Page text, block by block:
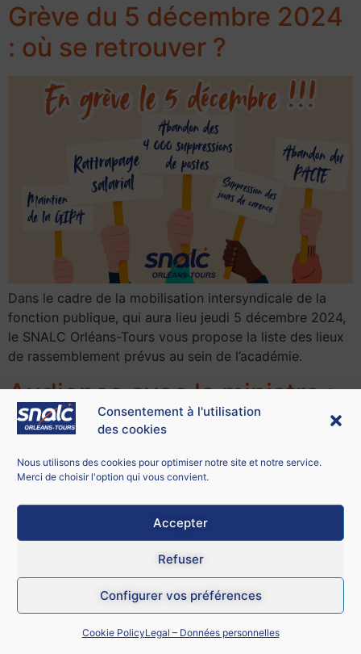
Consentement à l'utilisation
des cookies
Nous utilisons des cookies pour optimiser notre site et notre service.
Merci de choisir l'option qui vous convient.
Accepter
Refuser
Configurer vos préférences
Cookie PolicyLegal – Données personnelles
Grève du 5 décembre 2024
: où se retrouver ?
Dans le cadre de la mobilisation intersyndicale de la
fonction publique, qui aura lieu jeudi 5 décembre 2024,
le SNALC Orléans-Tours vous propose la liste des lieux
de rassemblement prévus au sein de l’académie.
Audience avec la ministre :
alerte sur l’école inclusive et
la situation des AESH